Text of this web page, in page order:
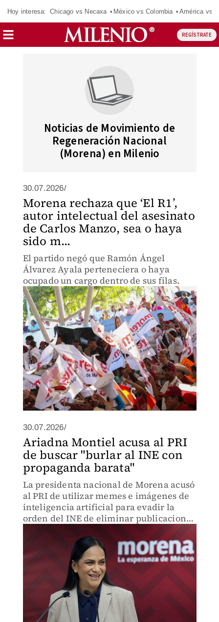
Hoy interesa: Chicago vs Necaxa México vs Colombia América vs
REGÍSTRATE
Noticias de Movimiento de
Regeneración Nacional
(Morena) en Milenio
30.07.2026/
Morena rechaza que ‘El R1’,
autor intelectual del asesinato
de Carlos Manzo, sea o haya
sido m...
El partido negó que Ramón Ángel
Álvarez Ayala perteneciera o haya
ocupado un cargo dentro de sus filas.
30.07.2026/
Ariadna Montiel acusa al PRI
de buscar "burlar al INE con
propaganda barata"
La presidenta nacional de Morena acusó
al PRI de utilizar memes e imágenes de
inteligencia artificial para evadir la
orden del INE de eliminar publicaciones
que vinculan a su partido con el
narcotráfico.